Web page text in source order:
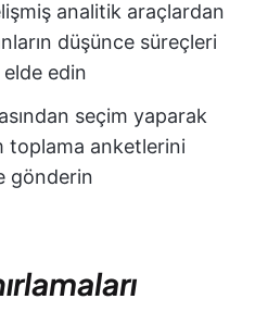
analitik araçlardan
düşünce süreçleri
edin
seçim yaparak
toplama anketlerini
gönderin